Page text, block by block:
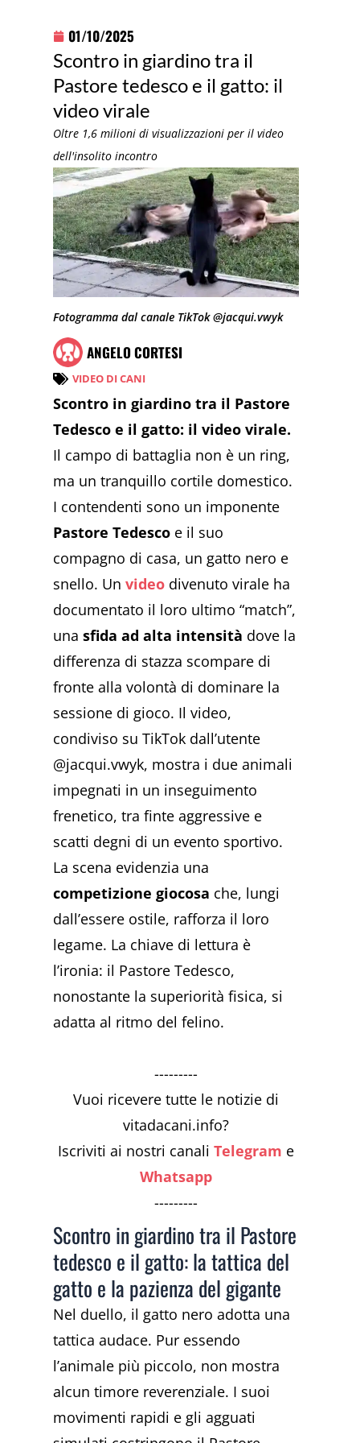
01/10/2025
Scontro in giardino tra il
Pastore tedesco e il gatto: il
video virale
Oltre 1,6 milioni di visualizzazioni per il video
dell'insolito incontro
Fotogramma dal canale TikTok @jacqui.vwyk
ANGELO CORTESI
VIDEO DI CANI
Scontro in giardino tra il Pastore
Tedesco e il gatto: il video virale.
Il campo di battaglia non è un ring,
ma un tranquillo cortile domestico.
I contendenti sono un imponente
Pastore Tedesco e il suo
compagno di casa, un gatto nero e
snello. Unvideo divenuto virale ha
documentato il loro ultimo “match”,
unasfida ad alta intensità dove la
differenza di stazza scompare di
fronte alla volontà di dominare la
sessione di gioco. Il video,
condiviso su TikTok dall’utente
@jacqui.vwyk, mostra i due animali
impegnati in un inseguimento
frenetico, tra finte aggressive e
scatti degni di un evento sportivo.
La scena evidenzia una
competizione giocosa che, lungi
dall’essere ostile, rafforza il loro
legame. La chiave di lettura è
l’ironia: il Pastore Tedesco,
nonostante la superiorità fisica, si
adatta al ritmo del felino.
---------
Vuoi ricevere tutte le notizie di
vitadacani.info?
Iscriviti ai nostri canaliTelegram e
Whatsapp
---------
Scontro in giardino tra il Pastore
tedesco e il gatto: la tattica del
gatto e la pazienza del gigante
Nel duello, il gatto nero adotta una
tattica audace. Pur essendo
l’animale più piccolo, non mostra
alcun timore reverenziale. I suoi
movimenti rapidi e gli agguati